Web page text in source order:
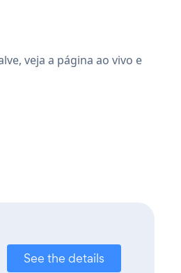
veja a página ao vivo e
See the details